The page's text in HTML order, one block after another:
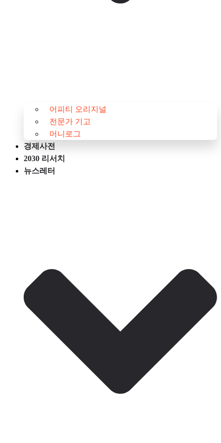
어피티 오리지널
전문가 기고
머니로그
경제사전
2030 리서치
뉴스레터